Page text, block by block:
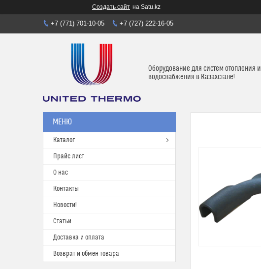
Создать сайт на Satu.kz
+7 (771) 701-10-05 +7 (727) 222-16-05
Оборудование для систем отопления и
водоснабжения в Казахстане!
Каталог
Прайс лист
О нас
Контакты
Новости!
Статьи
Доставка и оплата
Возврат и обмен товара